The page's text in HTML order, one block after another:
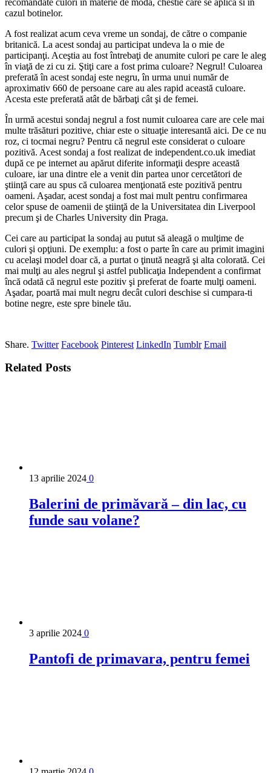
cazul botinelor.
A fost realizat acum ceva vreme un sondaj, de către o companie
britanică. La acest sondaj au participat undeva la o mie de
participanţi. Aceştia au fost întrebaţi de anumite culori pe care le aleg
în viaţă de zi cu zi. Ştiţi care a fost prima culoare? Negrul! Culoarea
preferată în acest sondaj este negru, în urma unui număr de
aproximativ 660 de persoane care au ales rapid această culoare.
Acesta este preferată atât de bărbaţi cât şi de femei.
În urmă acestui sondaj negrul a fost numit culoarea care are cele mai
multe trăsături pozitive, chiar este o situaţie interesantă aici. De ce nu
roz, ci tocmai negru? Pentru că negrul este considerat o culoare
pozitivă. Acest sondaj a fost realizat de independent.co.uk imediat
după ce pe internet au apărut diferite informaţii despre această
culoare, iar una dintre ele a venit din partea unor cercetători de
ştiinţă care au spus că culoarea menţionată este pozitivă pentru
oameni. Aşadar, acest sondaj a fost mai mult pentru confirmarea
celor spuse de oamenii de ştiinţă de la Universitatea din Liverpool
precum şi de Charles University din Praga.
Cei care au participat la sondaj au putut să aleagă o mulţime de
culori şi opţiuni. De exemplu: a fost o parte în care au primit imagini
cu acelaşi model doar că, a purtat o ţinută neagră şi alta colorată. Cei
mai mulţi au ales negrul şi astfel publicaţia Independent a confirmat
încă odată că negrul este pozitiv şi preferat de foarte mulţi oameni.
Aşadar, poartă mai mult negru decât culori deschise si cumpara-ti
botine negre, este spre binele tău.
Share. Twitter Facebook Pinterest LinkedIn Tumblr Email
Related Posts
13 aprilie 2024 0
Balerini de primăvară – din lac, cu
funde sau volane?
3 aprilie 2024 0
Pantofi de primavara, pentru femei